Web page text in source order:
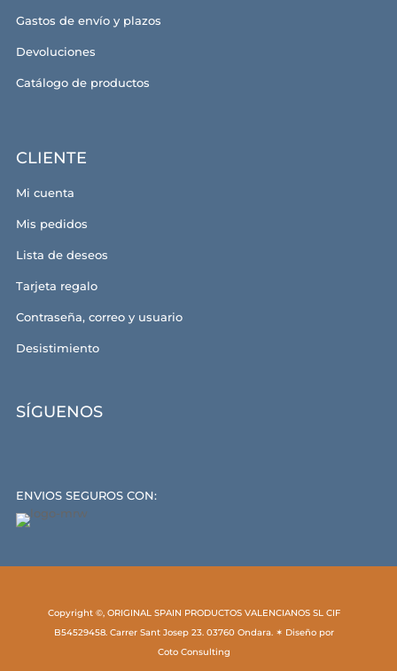
Gastos de envío y plazos
Devoluciones
Catálogo de productos
CLIENTE
Mi cuenta
Mis pedidos
Lista de deseos
Tarjeta regalo
Contraseña, correo y usuario
Desistimiento
SÍGUENOS
ENVIOS SEGUROS CON:
Copyright ©, ORIGINAL SPAIN PRODUCTOS VALENCIANOS SL CIF
B54529458. Carrer Sant Josep 23. 03760 Ondara. ✶ Diseño por
Coto Consulting